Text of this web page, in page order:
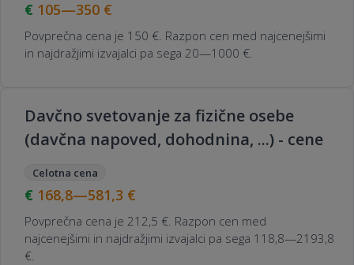
105—350 €
Povprečna cena je 150 €. Razpon cen med najcenejšimi
in najdražjimi izvajalci pa sega 20—1000 €.
Davčno svetovanje za fizične osebe
(davčna napoved, dohodnina, ...) - cene
Celotna cena
168,8—581,3 €
Povprečna cena je 212,5 €. Razpon cen med
najcenejšimi in najdražjimi izvajalci pa sega 118,8—2193,8
€.